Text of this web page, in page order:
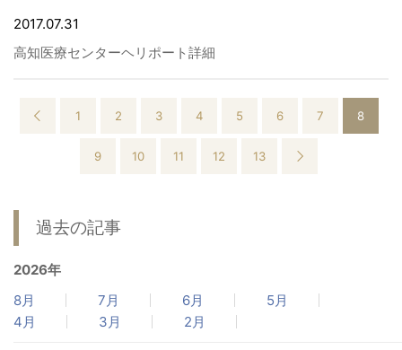
2017.07.31
高知医療センターヘリポート詳細
1 2 3 4 5 6 7 8
9 10 11 12 13
過去の記事
2026年
8月
7月 6月
5月
4月
3月 2月